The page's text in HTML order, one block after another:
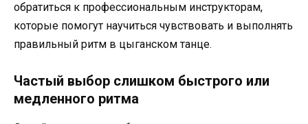
обратиться к профессиональным инструкторам,
которые помогут научиться чувствовать и выполнять
правильный ритм в цыганском танце.
Частый выбор слишком быстрого или
медленного ритма